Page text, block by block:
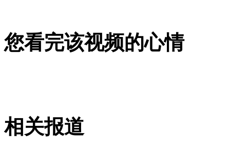
走！跟着总书记去植树
您看完该视频的心情
相关报道